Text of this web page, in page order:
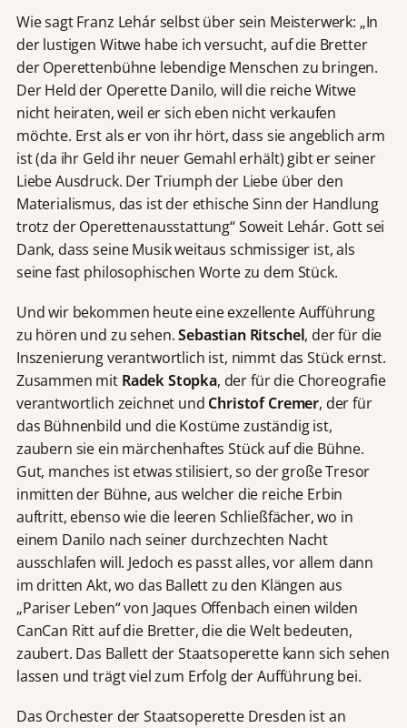
Wie sagt Franz Lehár selbst über sein Meisterwerk: „In
der lustigen Witwe habe ich versucht, auf die Bretter
der Operettenbühne lebendige Menschen zu bringen.
Der Held der Operette Danilo, will die reiche Witwe
nicht heiraten, weil er sich eben nicht verkaufen
möchte. Erst als er von ihr hört, dass sie angeblich arm
ist (da ihr Geld ihr neuer Gemahl erhält) gibt er seiner
Liebe Ausdruck. Der Triumph der Liebe über den
Materialismus, das ist der ethische Sinn der Handlung
trotz der Operettenausstattung“ Soweit Lehár. Gott sei
Dank, dass seine Musik weitaus schmissiger ist, als
seine fast philosophischen Worte zu dem Stück.
Und wir bekommen heute eine exzellente Aufführung
zu hören und zu sehen.Sebastian Ritschel, der für die
Inszenierung verantwortlich ist, nimmt das Stück ernst.
Zusammen mit Radek Stopka, der für die Choreografie
verantwortlich zeichnet und Christof Cremer, der für
das Bühnenbild und die Kostüme zuständig ist,
zaubern sie ein märchenhaftes Stück auf die Bühne.
Gut, manches ist etwas stilisiert, so der große Tresor
inmitten der Bühne, aus welcher die reiche Erbin
auftritt, ebenso wie die leeren Schließfächer, wo in
einem Danilo nach seiner durchzechten Nacht
ausschlafen will. Jedoch es passt alles, vor allem dann
im dritten Akt, wo das Ballett zu den Klängen aus
„Pariser Leben“ von Jaques Offenbach einen wilden
CanCan Ritt auf die Bretter, die die Welt bedeuten,
zaubert. Das Ballett der Staatsoperette kann sich sehen
lassen und trägt viel zum Erfolg der Aufführung bei.
Das Orchester der Staatsoperette Dresden ist an